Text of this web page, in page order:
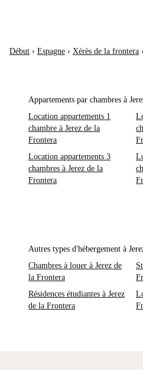
Début › Espagne › Xérès de la frontera ›
Appartements par chambres à
Location appartements 1
chambre à Jerez de la
Frontera
Location appartements 3
chambres à Jerez de la
Frontera
Autres types d'hébergement à
Chambres à louer à Jerez de
la Frontera
Résidences étudiantes à Jerez
de la Frontera